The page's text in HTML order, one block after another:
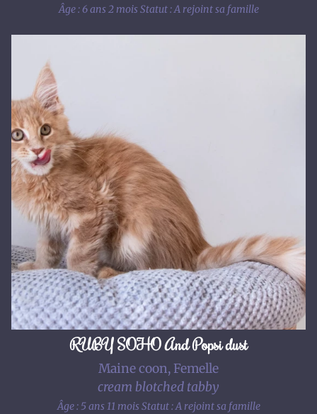
Âge : 6 ans 2 moisStatut : A rejoint sa famille
RUBY SOHO And Popsi dust
Maine coon, Femelle
cream blotched tabby
Âge : 5 ans 11 moisStatut : A rejoint sa famille